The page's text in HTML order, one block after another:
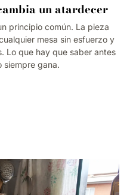
un atardecer
principio común. La pieza
mesa sin esfuerzo y
Lo que hay que saber antes
siempre gana.